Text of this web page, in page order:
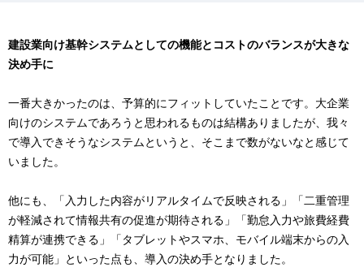
建設業向け基幹システムとしての機能とコストのバランスが大きな
決め手に
一番大きかったのは、予算的にフィットしていたことです。大企業
向けのシステムであろうと思われるものは結構ありましたが、我々
で導入できそうなシステムというと、そこまで数がないなと感じて
いました。
他にも、「入力した内容がリアルタイムで反映される」「二重管理
が軽減されて情報共有の促進が期待される」「勤怠入力や旅費経費
精算が連携できる」「タブレットやスマホ、モバイル端末からの入
力が可能」といった点も、導入の決め手となりました。